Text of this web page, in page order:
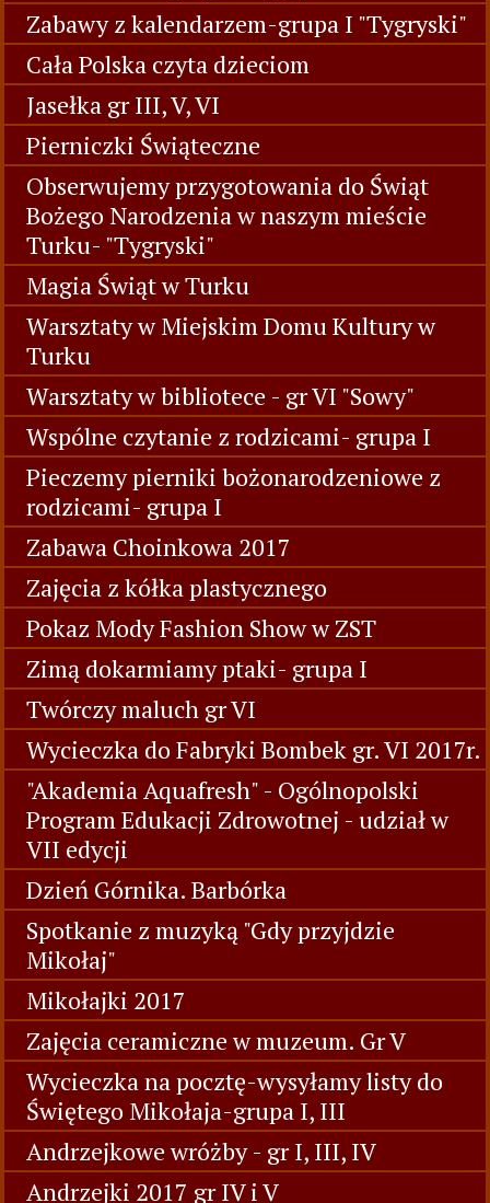
Zabawy z kalendarzem-grupa I "Tygryski"
Cała Polska czyta dzieciom
Jasełka gr III, V, VI
Pierniczki Świąteczne
Obserwujemy przygotowania do Świąt
Bożego Narodzenia w naszym mieście
Turku- "Tygryski"
Magia Świąt w Turku
Warsztaty w Miejskim Domu Kultury w
Turku
Warsztaty w bibliotece - gr VI "Sowy"
Wspólne czytanie z rodzicami- grupa I
Pieczemy pierniki bożonarodzeniowe z
rodzicami- grupa I
Zabawa Choinkowa 2017
Zajęcia z kółka plastycznego
Pokaz Mody Fashion Show w ZST
Zimą dokarmiamy ptaki- grupa I
Twórczy maluch gr VI
Wycieczka do Fabryki Bombek gr. VI 2017r.
"Akademia Aquafresh" - Ogólnopolski
Program Edukacji Zdrowotnej - udział w
VII edycji
Dzień Górnika. Barbórka
Spotkanie z muzyką "Gdy przyjdzie
Mikołaj"
Mikołajki 2017
Zajęcia ceramiczne w muzeum. Gr V
Wycieczka na pocztę-wysyłamy listy do
Świętego Mikołaja-grupa I, III
Andrzejkowe wróżby - gr I, III, IV
Andrzejki 2017 gr IV i V